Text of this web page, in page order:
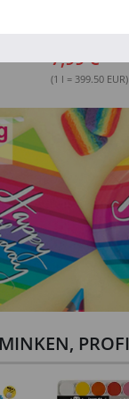
Verschiedene
7,99 €
(1 l = 399.50 EUR)